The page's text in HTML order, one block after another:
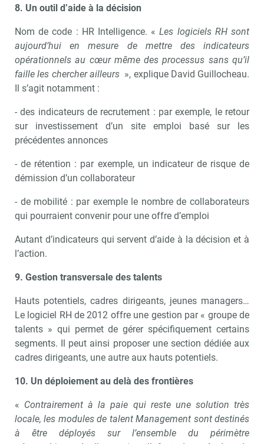
8. Un outil d’aide à la décision
Nom de code : HR Intelligence. «Les logiciels RH sont
aujourd’hui en mesure de mettre des indicateurs
opérationnels au cœur même des processus sans qu’il
faille les chercher ailleurs », explique David Guillocheau.
Il s’agit notamment :
- des indicateurs de recrutement : par exemple, le retour
sur investissement d’un site emploi basé sur les
précédentes annonces
- de rétention : par exemple, un indicateur de risque de
démission d’un collaborateur
- de mobilité : par exemple le nombre de collaborateurs
qui pourraient convenir pour une offre d’emploi
Autant d’indicateurs qui servent d’aide à la décision et à
l’action.
9. Gestion transversale des talents
Hauts potentiels, cadres dirigeants, jeunes managers…
Le logiciel RH de 2012 offre une gestion par « groupe de
talents » qui permet de gérer spécifiquement certains
segments. Il peut ainsi proposer une section dédiée aux
cadres dirigeants, une autre aux hauts potentiels.
10. Un déploiement au delà des frontières
« Contrairement à la paie qui reste une solution très
locale, les modules de talent Management sont destinés
à être déployés sur l’ensemble du périmètre